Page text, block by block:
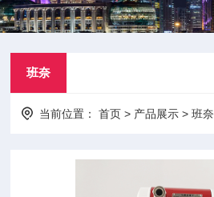
班奈
当前位置：首页 > 产品展示 >班奈